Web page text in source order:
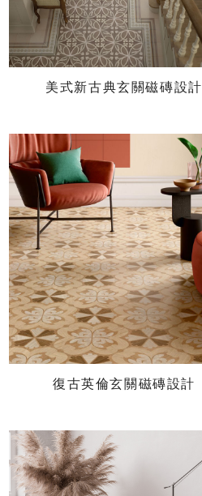
美式新古典玄關磁磚設計
復古英倫玄關磁磚設計